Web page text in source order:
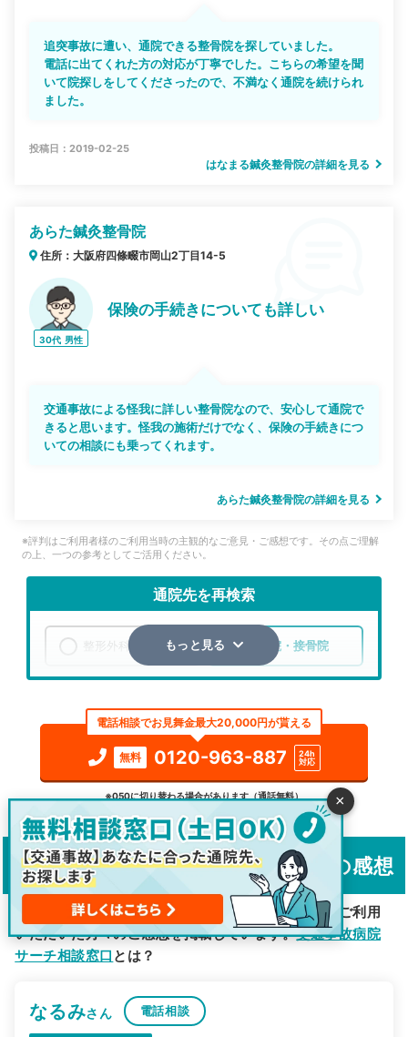
追突事故に遭い、通院できる整骨院を探していました。
電話に出てくれた方の対応が丁寧でした。こちらの希望を聞
いて院探しをしてくださったので、不満なく通院を続けられ
ました。
投稿日：2019-02-25
はなまる鍼灸整骨院の詳細を見る
あらた鍼灸整骨院
住所：大阪府四條畷市岡山2丁目14-5
30代 男性
保険の手続きについても詳しい
交通事故による怪我に詳しい整骨院なので、安心して通院で
きると思います。怪我の施術だけでなく、保険の手続きにつ
いての相談にも乗ってくれます。
あらた鍼灸整骨院の詳細を見る
※評判はご利用者様のご利用当時の主観的なご意見・ご感想です。その点ご理解
の上、一つの参考としてご活用ください。
通院先を再検索
整形外科 整骨院・接骨院
検索する
詳細条件で絞り込む
その他の検索方法
駅から探す 院名から探す
もっと見る
電話相談でお見舞金最大20,000円が貰える
無料 0120-963-887
24h
対応
※050に切り替わる場合があります（通話無料）
「交通事故病院サーチ相談窓口」の感想
交通事故の通院先探しで「交通事故病院サーチ」をご利用
いただいた方々のご感想を掲載しています。交通事故病院
サーチ相談窓口 とは？
なるみさん 電話相談
×